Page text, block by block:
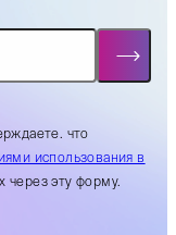
что
использования в
через эту форму.